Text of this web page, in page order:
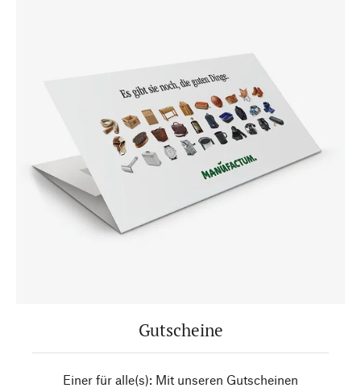
Gutscheine
Einer für alle(s): Mit unseren Gutscheinen